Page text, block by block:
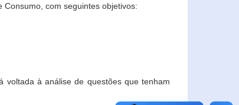
com seguintes objetivos:
voltada à análise de questões que tenham